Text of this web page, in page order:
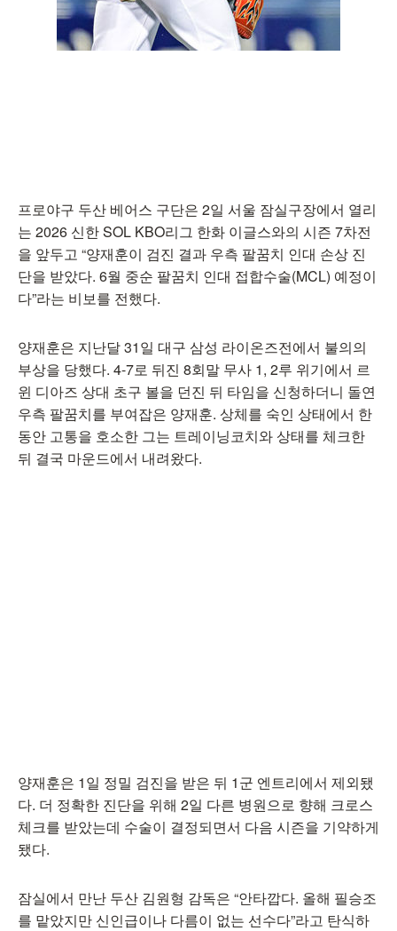
프로야구 두산 베어스 구단은 2일 서울 잠실구장에서 열리
는 2026 신한 SOL KBO리그 한화 이글스와의 시즌 7차전
을 앞두고 “양재훈이 검진 결과 우측 팔꿈치 인대 손상 진
단을 받았다. 6월 중순 팔꿈치 인대 접합수술(MCL) 예정이
다”라는 비보를 전했다.
양재훈은 지난달 31일 대구 삼성 라이온즈전에서 불의의
부상을 당했다. 4-7로 뒤진 8회말 무사 1, 2루 위기에서 르
윈 디아즈 상대 초구 볼을 던진 뒤 타임을 신청하더니 돌연
우측 팔꿈치를 부여잡은 양재훈. 상체를 숙인 상태에서 한
동안 고통을 호소한 그는 트레이닝코치와 상태를 체크한
뒤 결국 마운드에서 내려왔다.
양재훈은 1일 정밀 검진을 받은 뒤 1군 엔트리에서 제외됐
다. 더 정확한 진단을 위해 2일 다른 병원으로 향해 크로스
체크를 받았는데 수술이 결정되면서 다음 시즌을 기약하게
됐다.
잠실에서 만난 두산 김원형 감독은 “안타깝다. 올해 필승조
를 맡았지만 신인급이나 다름이 없는 선수다”라고 탄식하